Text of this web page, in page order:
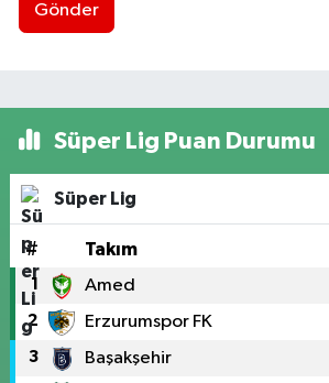
Gönder
Süper Lig Puan Durumu
Süper Lig
# Takım
1 Amed
2 Erzurumspor FK
3 Başakşehir